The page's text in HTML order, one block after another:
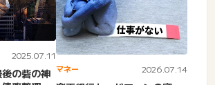
2025.07.11
の砦の神 マネー 2026.07.14